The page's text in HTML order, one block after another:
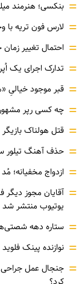
= بنکسی؛ هنرمند
= لارس فون تریه با
= احتمال تغییر
= تدارک اجرای یک
= قبر موجود خیالیِ
= چه کسی رپر
= قتل هولناک
= حذف آهنگ تیلور
= ازدواج مخفیانه؛
= آقایان مجوز دیگر
یوتیوب منتشر شد
= ستاره دهه
= نوازنده پینک
=